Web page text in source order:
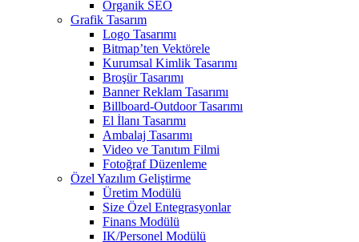
Organik SEO
Grafik Tasarım
Logo Tasarımı
Bitmap’ten Vektörele
Kurumsal Kimlik Tasarımı
Broşür Tasarımı
Banner Reklam Tasarımı
Billboard-Outdoor Tasarımı
El İlanı Tasarımı
Ambalaj Tasarımı
Video ve Tanıtım Filmi
Fotoğraf Düzenleme
Özel Yazılım Geliştirme
Üretim Modülü
Size Özel Entegrasyonlar
Finans Modülü
IK/Personel Modülü